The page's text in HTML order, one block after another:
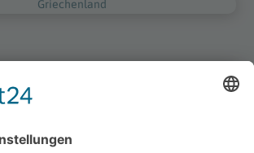
Griechenland
Irland